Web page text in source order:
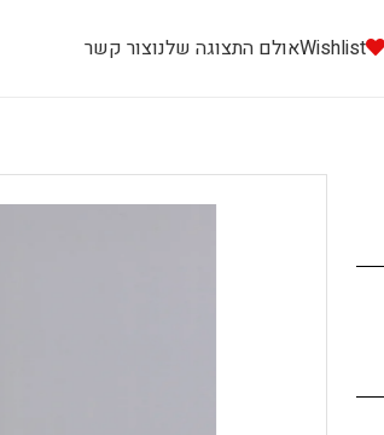
Wishlistאולם התצוגה שלנוצור קשר